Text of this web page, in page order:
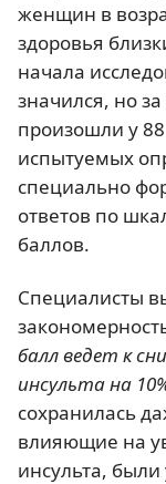
женщин в
здоровья
начала
значился, но
произошли у
испытуемых
специально
ответов по
баллов.
Специалисты
балл ведет к
инсульта на
сохранилась
влияющие на
инсульта,